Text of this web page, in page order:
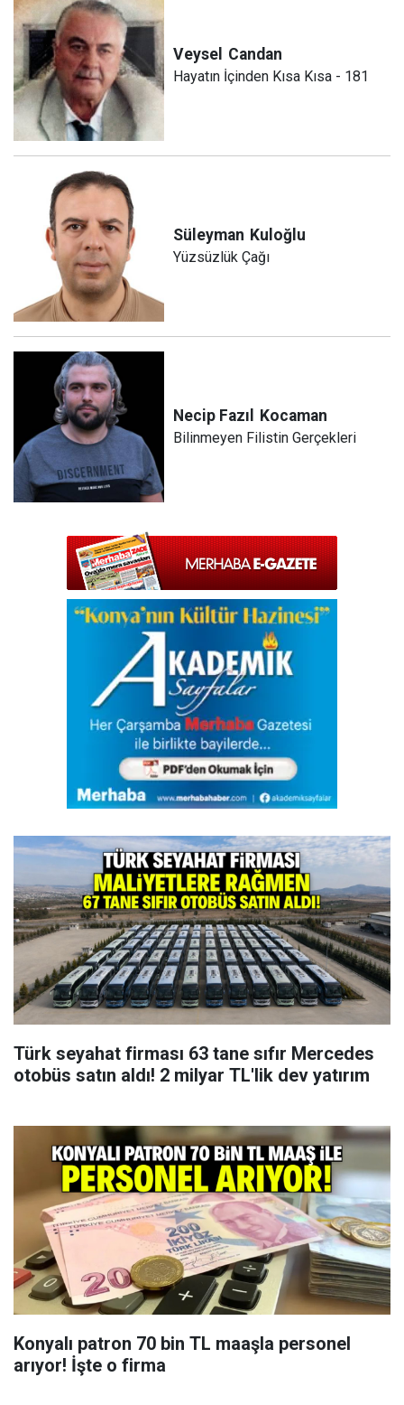
Veysel Candan
Hayatın İçinden Kısa Kısa - 181
Süleyman Kuloğlu
Yüzsüzlük Çağı
Necip Fazıl Kocaman
Bilinmeyen Filistin Gerçekleri
Türk seyahat firması 63 tane sıfır Mercedes
otobüs satın aldı! 2 milyar TL'lik dev yatırım
Konyalı patron 70 bin TL maaşla personel
arıyor! İşte o firma